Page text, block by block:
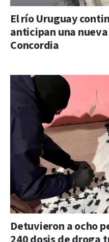
El río Uruguay
anticipan una
Concordia
Detuvieron a ocho